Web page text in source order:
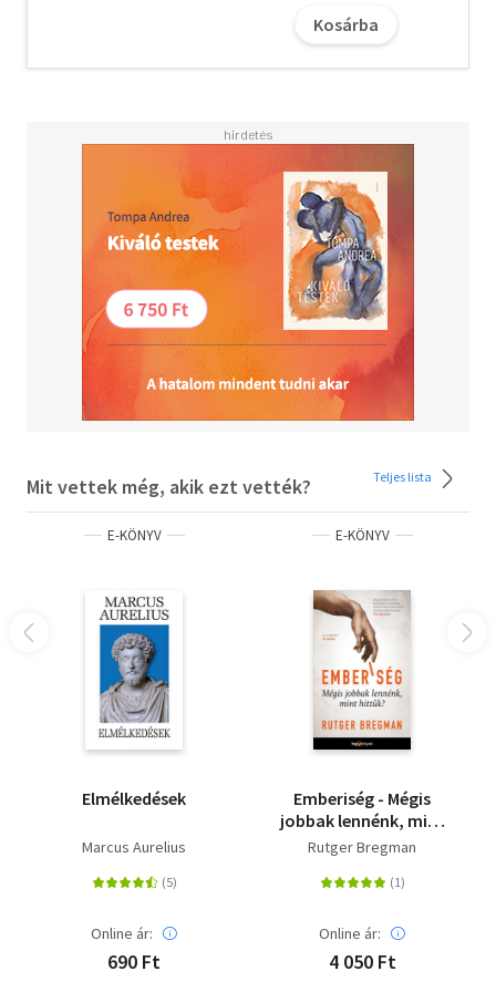
hegemónia, a történelmi materializmus, osztályelmélet,
szellemi klímája, mint amilyen a maoizmus, a
Budapesti Iskola, az analitikus marxizmus, a Szocializmus,
vagy Barbárság köre avagy a posztmarxizmus. Végezetül
megérthető, hogy a közgazdaságtan, a szociológia, a
politikaelmélet, a pszichológia, a pedagógia, a
feminizmus vagy az ökológia területein hogyan vannak
jelen azok „kritikai” vagy „marxista” változatai. A szerzők-
szerkesztők szándéka szerint a szaktudományok
művelőin túl a világ dolgai iránt érdeklődők, az
egyetemisták és a terepen dolgozó aktivisták számára is
hasznos, hiánypótló kötet abban is segít, hogy
eligazodjunk Marx életművével kapcsolatban a
egymásnak is gyakorta ellentmondó és politikailag
sokszor elfogult állítások tengerében. A Politikatörténeti
tanulmánykötete Karl Marx születésének 200. évfordulója
A letöltéssel kapcsolatos kérdésekre
itttalálhat választ.
Kosárba
Mit vettek még, akik ezt vették? Teljes lista
E-KÖNYV
Elmélkedések
Marcus Aurelius
Online ár:
690 Ft
E-KÖNYV
Emberiség - Mégis
jobbak lennénk, mint
hittük?
Rutger Bregman
Online ár:
4 050 Ft